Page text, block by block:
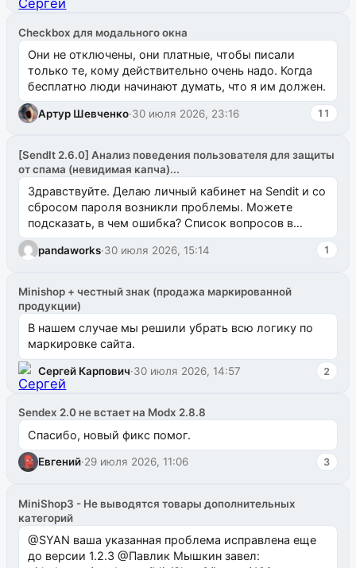
Checkbox для модального окна
Они не отключены, они платные, чтобы писали
только те, кому действительно очень надо. Когда
бесплатно люди начинают думать, что я им должен.
Артур Шевченко·30 июля 2026, 23:16 11
[SendIt 2.6.0] Анализ поведения пользователя для защиты
от спама (невидимая капча)...
Здравствуйте. Делаю личный кабинет на Sendit и со
сбросом пароля возникли проблемы. Можете
подсказать, в чем ошибка? Список вопросов в
одноименном разделе на modx.pro пока пуст, и,...
pandaworks·30 июля 2026, 15:14 1
Minishop + честный знак (продажа маркированной
продукции)
В нашем случае мы решили убрать всю логику по
маркировке сайта.
Сергей Карпович·30 июля 2026, 14:57 2
Sendex 2.0 не встает на Modx 2.8.8
Спасибо, новый фикс помог.
Евгений·29 июля 2026, 11:06 3
MiniShop3 - Не выводятся товары дополнительных
категорий
@SYAN ваша указанная проблема исправлена еще
до версии 1.2.3 @Павлик Мышкин завел: